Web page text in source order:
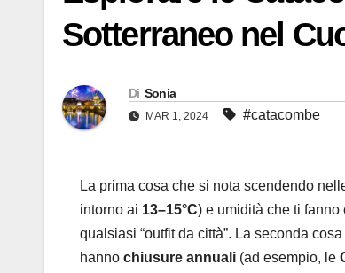
Sotterraneo nel
Di Sonia
MAR 1, 2024 #catacombe
La prima cosa che si nota scendendo
intorno ai 13–15°C) e umidità che ti
qualsiasi “outfit da città”. La seconda
hanno chiusure annuali (ad esempio, le